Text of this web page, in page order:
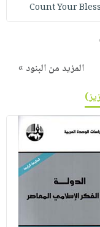
Count Your
المزيد من البنود »
)